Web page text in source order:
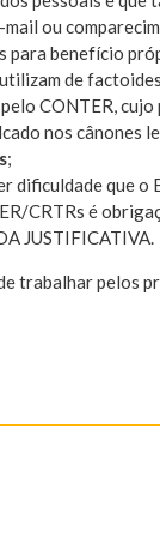
ou
para benefício
de
CONTER,
nos cânones
;
dificuldade que
CRTRs é
JUSTIFICATIVA.
trabalhar pelos